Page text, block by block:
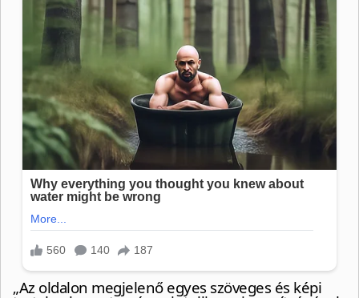
„Az oldalon megjelenő egyes szöveges és képi